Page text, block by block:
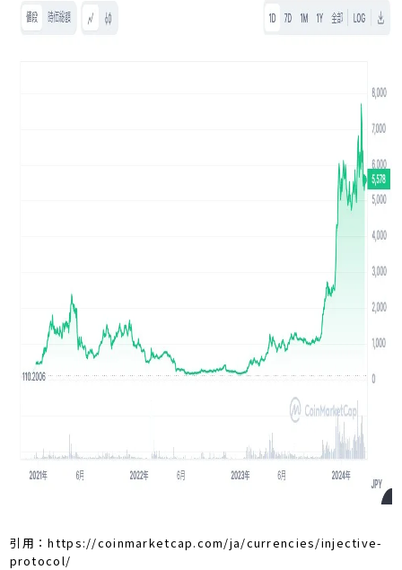
引用：https://coinmarketcap.com/ja/currencies/injective-
protocol/